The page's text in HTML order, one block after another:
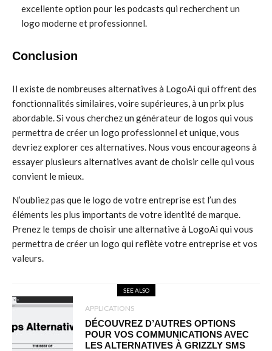
excellente option pour les podcasts qui recherchent un
logo moderne et professionnel.
Conclusion
Il existe de nombreuses alternatives à LogoAi qui offrent des
fonctionnalités similaires, voire supérieures, à un prix plus
abordable. Si vous cherchez un générateur de logos qui vous
permettra de créer un logo professionnel et unique, vous
devriez explorer ces alternatives. Nous vous encourageons à
essayer plusieurs alternatives avant de choisir celle qui vous
convient le mieux.
N’oubliez pas que le logo de votre entreprise est l’un des
éléments les plus importants de votre identité de marque.
Prenez le temps de choisir une alternative à LogoAi qui vous
permettra de créer un logo qui reflète votre entreprise et vos
valeurs.
SEE ALSO
APPLICATIONS
DÉCOUVREZ D’AUTRES OPTIONS
POUR VOS COMMUNICATIONS AVEC
LES ALTERNATIVES À GRIZZLY SMS